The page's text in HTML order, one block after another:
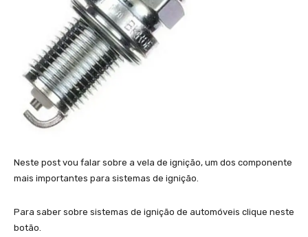
Neste post vou falar sobre a vela de ignição, um dos componente
mais importantes para sistemas de ignição.
Para saber sobre sistemas de ignição de automóveis clique neste
botão.